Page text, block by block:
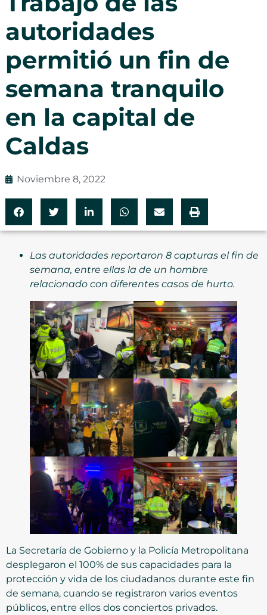
autoridades
permitió un fin de
semana tranquilo
en la capital de
Caldas
Noviembre 8, 2022
Las autoridades reportaron 8 capturas el fin de
semana, entre ellas la de un hombre
relacionado con diferentes casos de hurto.
La Secretaría de Gobierno y la Policía Metropolitana
desplegaron el 100% de sus capacidades para la
protección y vida de los ciudadanos durante este fin
de semana, cuando se registraron varios eventos
públicos, entre ellos dos conciertos privados.